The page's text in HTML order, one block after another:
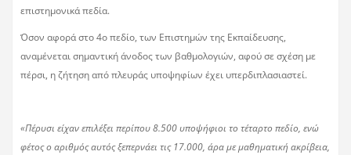
επιστημονικά πεδία.
Όσον αφορά στο 4ο πεδίο, των Επιστημών της Εκπαίδευσης,
αναμένεται σημαντική άνοδος των βαθμολογιών, αφού σε σχέση με
πέρσι, η ζήτηση από πλευράς υποψηφίων έχει υπερδιπλασιαστεί.
«Πέρυσι είχαν επιλέξει περίπου 8.500 υποψήφιοι το τέταρτο πεδίο, ενώ
φέτος ο αριθμός αυτός ξεπερνάει τις 17.000, άρα με μαθηματική ακρίβεια,